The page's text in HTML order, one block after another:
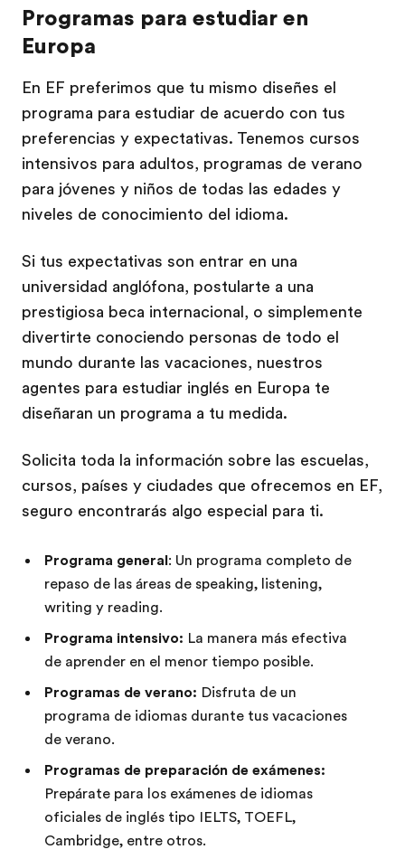
Programas para estudiar en
Europa
En EF preferimos que tu mismo diseñes el
programa para estudiar de acuerdo con tus
preferencias y expectativas. Tenemos cursos
intensivos para adultos, programas de verano
para jóvenes y niños de todas las edades y
niveles de conocimiento del idioma.
Si tus expectativas son entrar en una
universidad anglófona, postularte a una
prestigiosa beca internacional, o simplemente
divertirte conociendo personas de todo el
mundo durante las vacaciones, nuestros
agentes para estudiar inglés en Europa te
diseñaran un programa a tu medida.
Solicita toda la información sobre las escuelas,
cursos, países y ciudades que ofrecemos en EF,
seguro encontrarás algo especial para ti.
Programa general: Un programa completo de
repaso de las áreas de speaking, listening,
writing y reading.
Programa intensivo: La manera más efectiva
de aprender en el menor tiempo posible.
Programas de verano: Disfruta de un
programa de idiomas durante tus vacaciones
de verano.
Programas de preparación de exámenes:
Prepárate para los exámenes de idiomas
oficiales de inglés tipo IELTS, TOEFL,
Cambridge, entre otros.